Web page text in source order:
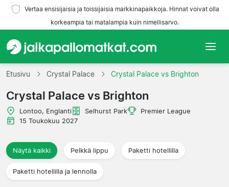
Vertaa ensisijaisia ja toissijaisia markkinapaikkoja. Hinnat voivat olla
korkeampia tai matalampia kuin nimellisarvo.
Etusivu
Joukkueet
Liigat
Matkatoimistoja
Etusivu Crystal Palace Crystal Palace vs Brighton
Crystal Palace vs Brighton
Lontoo, Englanti Selhurst Park
Premier League
15 Toukokuu 2027
Näytä kaikki Pelkkä lippu Paketti hotellilla
Paketti hotellilla ja lennolla